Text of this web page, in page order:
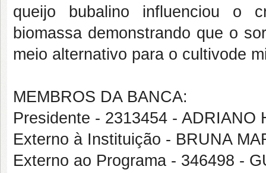
queijo bubalino influenciou o
biomassa demonstrando que o
meio alternativo para o cultivode
MEMBROS DA BANCA:
Presidente - 2313454 -
Externo à Instituição - BRUNA
Externo ao Programa - 346498 -